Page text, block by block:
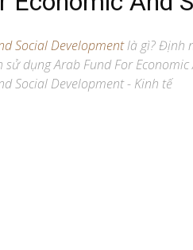
Social Developmentlà gì? Định
dụng Arab Fund For
Social Development - Kinh tế